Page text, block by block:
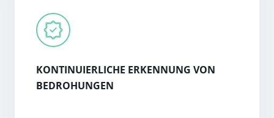
KONTINUIERLICHE ERKENNUNG VON
BEDROHUNGEN